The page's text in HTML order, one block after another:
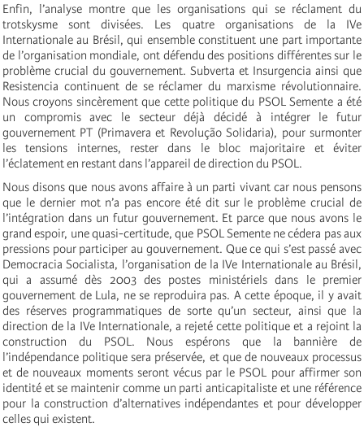
Enfin, l’analyse montre que les organisations qui se réclament du
trotskysme sont divisées. Les quatre organisations de la IVe
Internationale au Brésil, qui ensemble constituent une part importante
de l’organisation mondiale, ont défendu des positions différentes sur le
problème crucial du gouvernement. Subverta et Insurgencia ainsi que
Resistencia continuent de se réclamer du marxisme révolutionnaire.
Nous croyons sincèrement que cette politique du PSOL Semente a été
un compromis avec le secteur déjà décidé à intégrer le futur
gouvernement PT (Primavera et Revolução Solidaria), pour surmonter
les tensions internes, rester dans le bloc majoritaire et éviter
l’éclatement en restant dans l’appareil de direction du PSOL.
Nous disons que nous avons affaire à un parti vivant car nous pensons
que le dernier mot n’a pas encore été dit sur le problème crucial de
l’intégration dans un futur gouvernement. Et parce que nous avons le
grand espoir, une quasi-certitude, que PSOL Semente ne cédera pas aux
pressions pour participer au gouvernement. Que ce qui s’est passé avec
Democracia Socialista, l’organisation de la IVe Internationale au Brésil,
qui a assumé dès 2003 des postes ministériels dans le premier
gouvernement de Lula, ne se reproduira pas. A cette époque, il y avait
des réserves programmatiques de sorte qu’un secteur, ainsi que la
direction de la IVe Internationale, a rejeté cette politique et a rejoint la
construction du PSOL. Nous espérons que la bannière de
l’indépendance politique sera préservée, et que de nouveaux processus
et de nouveaux moments seront vécus par le PSOL pour affirmer son
identité et se maintenir comme un parti anticapitaliste et une référence
pour la construction d’alternatives indépendantes et pour développer
celles qui existent.